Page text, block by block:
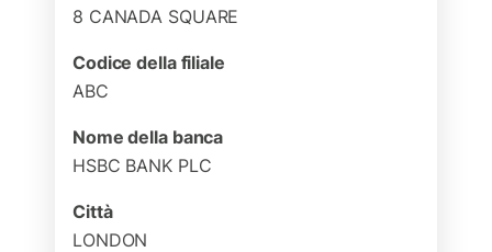
8 CANADA SQUARE
Codice della filiale
ABC
Nome della banca
HSBC BANK PLC
Città
LONDON